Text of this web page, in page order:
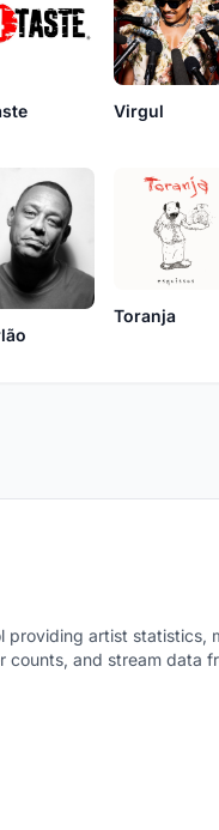
Virgul
Toranja
providing artist statistics,
counts, and stream data